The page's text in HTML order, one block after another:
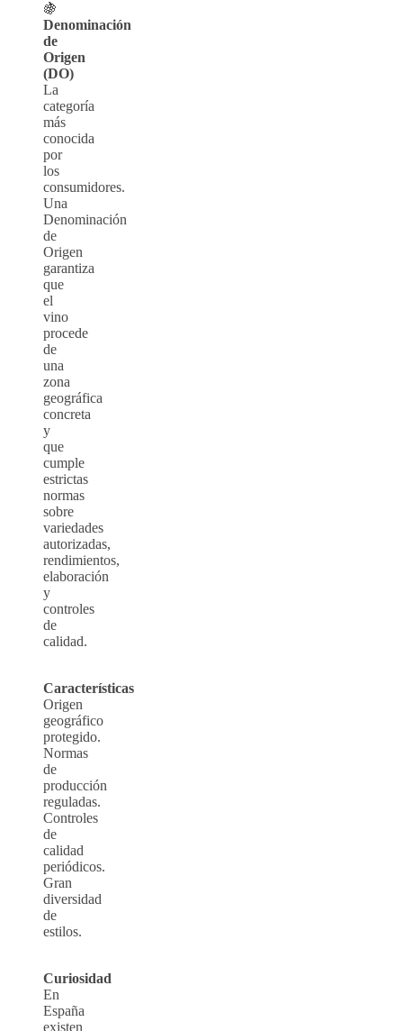
🍇
Denominación
de
Origen
(DO)
La
categoría
más
conocida
por
los
consumidores.
Una
Denominación
de
Origen
garantiza
que
el
vino
procede
de
una
zona
geográfica
concreta
y
que
cumple
estrictas
normas
sobre
variedades
autorizadas,
rendimientos,
elaboración
y
controles
de
calidad.
Características
Origen
geográfico
protegido.
Normas
de
producción
reguladas.
Controles
de
calidad
periódicos.
Gran
diversidad
de
estilos.
Curiosidad
En
España
existen